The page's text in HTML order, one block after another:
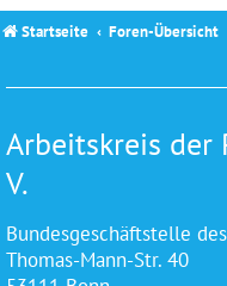
Startseite Foren-Übersicht
Arbeitskreis der
V.
Bundesgeschäftstelle des
Thomas-Mann-Str. 40